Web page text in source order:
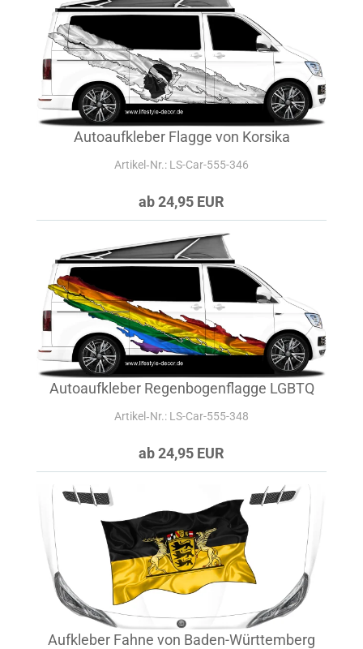
Autoaufkleber Flagge von Korsika
Artikel‑Nr.: LS-Car-555-346
ab 24,95 EUR
Autoaufkleber Regenbogenflagge LGBTQ
Artikel‑Nr.: LS-Car-555-348
ab 24,95 EUR
Aufkleber Fahne von Baden-Württemberg